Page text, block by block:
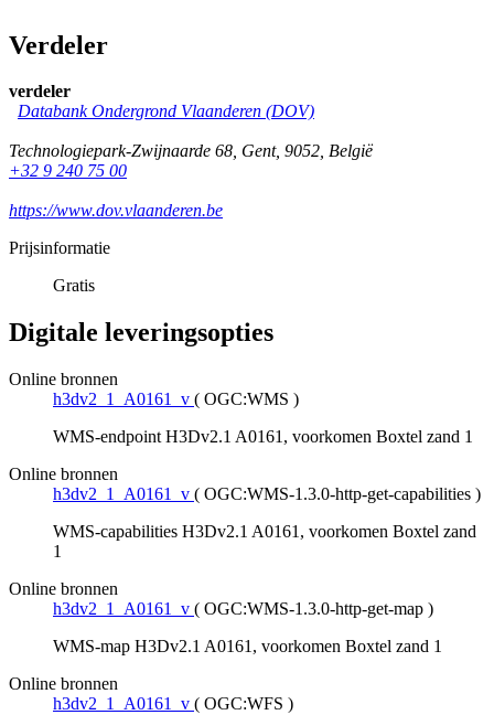
Verdeler
verdeler
Databank Ondergrond Vlaanderen (DOV)
Technologiepark-Zwijnaarde 68, Gent, 9052, België
+32 9 240 75 00
https://www.dov.vlaanderen.be
Prijsinformatie
Gratis
Digitale leveringsopties
Online bronnen
h3dv2_1_A0161_v ( OGC:WMS )
WMS-endpoint H3Dv2.1 A0161, voorkomen Boxtel zand 1
Online bronnen
h3dv2_1_A0161_v ( OGC:WMS-1.3.0-http-get-capabilities )
WMS-capabilities H3Dv2.1 A0161, voorkomen Boxtel zand
1
Online bronnen
h3dv2_1_A0161_v ( OGC:WMS-1.3.0-http-get-map )
WMS-map H3Dv2.1 A0161, voorkomen Boxtel zand 1
Online bronnen
h3dv2_1_A0161_v ( OGC:WFS )